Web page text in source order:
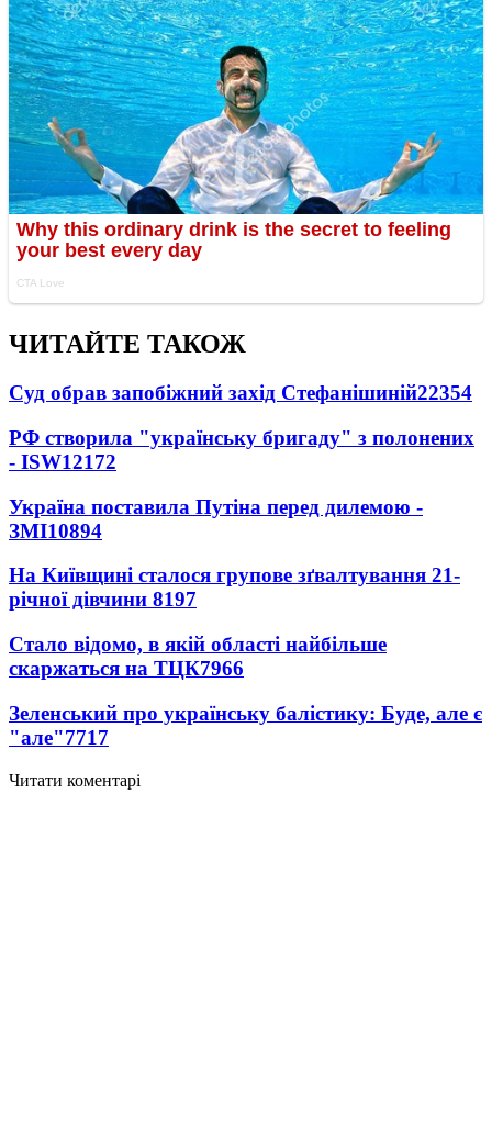
ЧИТАЙТЕ ТАКОЖ
Суд обрав запобіжний захід Стефанішиній22354
РФ створила "українську бригаду" з полонених
- ISW12172
Україна поставила Путіна перед дилемою -
ЗМІ10894
На Київщині сталося групове зґвалтування 21-
річної дівчини 8197
Стало відомо, в якій області найбільше
скаржаться на ТЦК7966
Зеленський про українську балістику: Буде, але є
"але"7717
Читати коментарі